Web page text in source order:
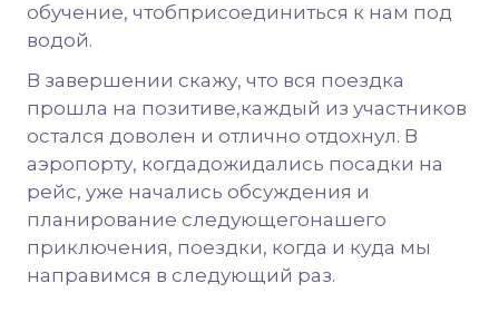
обучение, чтобприсоединиться к нам под
водой.
В завершении скажу, что вся поездка
прошла на позитиве,каждый из участников
остался доволен и отлично отдохнул. В
аэропорту, когдадожидались посадки на
рейс, уже начались обсуждения и
планирование следующегонашего
приключения, поездки, когда и куда мы
направимся в следующий раз.